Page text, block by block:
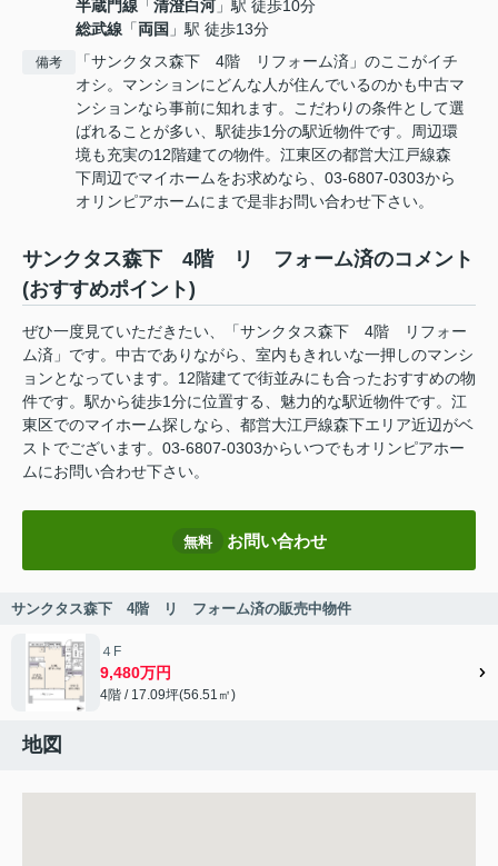
半蔵門線 「清澄白河 」駅 徒歩10分
総武線 「両国 」駅 徒歩13分
備考
「サンクタス森下 4階 リフォーム済」のここがイチ
オシ。マンションにどんな人が住んでいるのかも中古マ
ンションなら事前に知れます。こだわりの条件として選
ばれることが多い、駅徒歩1分の駅近物件です。周辺環
境も充実の12階建ての物件。江東区の都営大江戸線森
下周辺でマイホームをお求めなら、03-6807-0303から
オリンピアホームにまで是非お問い合わせ下さい。
サンクタス森下 4階 リ フォーム済のコメント
(おすすめポイント)
ぜひ一度見ていただきたい、「サンクタス森下 4階 リフォー
ム済」です。中古でありながら、室内もきれいな一押しのマンシ
ョンとなっています。12階建てで街並みにも合ったおすすめの物
件です。駅から徒歩1分に位置する、魅力的な駅近物件です。江
東区でのマイホーム探しなら、都営大江戸線森下エリア近辺がベ
ストでございます。03-6807-0303からいつでもオリンピアホー
ムにお問い合わせ下さい。
無料 お問い合わせ
サンクタス森下 4階 リ フォーム済の販売中物件
４F
9,480万円
4階 / 17.09坪(56.51㎡)
地図